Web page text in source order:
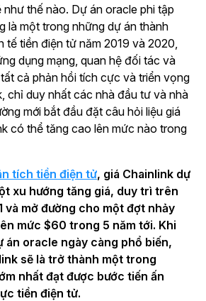
như thế nào. Dự án oracle phi tập
là một trong những dự án thành
tế tiền điện tử năm 2019 và 2020,
dụng mạng, quan hệ đối tác và
cả phản hồi tích cực và triển vọng
chỉ duy nhất các nhà đầu tư và nhà
mới bắt đầu đặt câu hỏi liệu giá
có thể tăng cao lên mức nào trong
tích tiền điện tử, giá Chainlink dự
xu hướng tăng giá, duy trì trên
và mở đường cho một đợt nhảy
mức $60 trong 5 năm tới. Khi
án oracle ngày càng phổ biến,
sẽ là trở thành một trong
nhất đạt được bước tiến ấn
tiền điện tử.